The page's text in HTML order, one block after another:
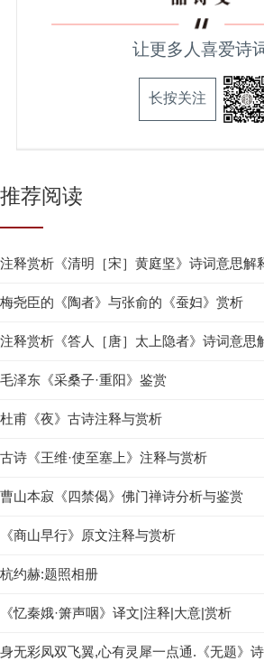
让更多人喜爱诗
长按关注
推荐阅读
注释赏析《清明［宋］黄庭坚》诗词意思解
梅尧臣的《陶者》与张俞的《蚕妇》赏析
注释赏析《答人［唐］太上隐者》诗词意思
毛泽东《采桑子·重阳》鉴赏
杜甫《夜》古诗注释与赏析
古诗《王维·使至塞上》注释与赏析
曹山本寂《四禁偈》佛门禅诗分析与鉴赏
《商山早行》原文注释与赏析
杭约赫:题照相册
《忆秦娥·箫声咽》译文|注释|大意|赏析
身无彩凤双飞翼,心有灵犀一点通.《无题》